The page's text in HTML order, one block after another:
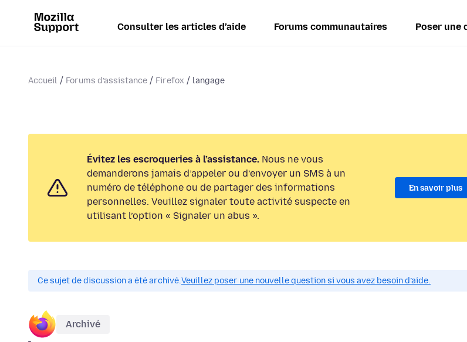
Consulter les articles d’aide Forums communautaires Poser une
Accueil Forums d’assistance Firefox langage
Évitez les escroqueries à l’assistance. Nous ne vous
demanderons jamais d’appeler ou d’envoyer un SMS à un
numéro de téléphone ou de partager des informations
personnelles. Veuillez signaler toute activité suspecte en
utilisant l’option « Signaler un abus ».
En savoir plus
Ce sujet de discussion a été archivé.Veuillez poser une nouvelle question si vous avez besoin d’aide.
Archivé